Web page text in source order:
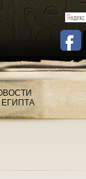
ЕГИПТА